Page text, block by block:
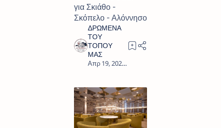
για Σκιάθο -
Σκόπελο - Αλόννησο